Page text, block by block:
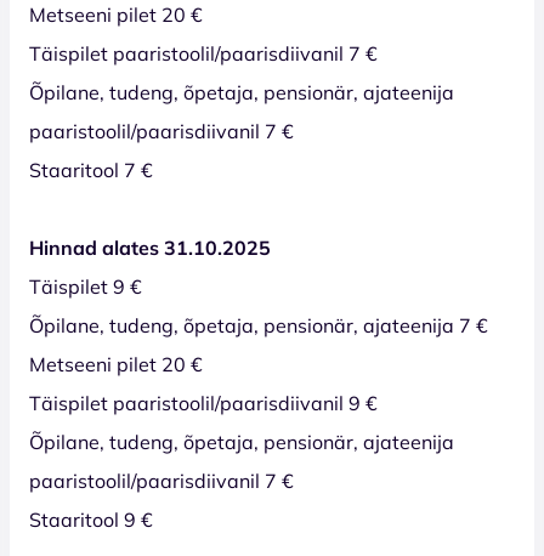
Metseeni pilet 20 €
Täispilet paaristoolil/paarisdiivanil 7 €
Õpilane, tudeng, õpetaja, pensionär, ajateenija
paaristoolil/paarisdiivanil 7 €
Staaritool 7 €
Hinnad alates 31.10.2025
Täispilet 9 €
Õpilane, tudeng, õpetaja, pensionär, ajateenija 7 €
Metseeni pilet 20 €
Täispilet paaristoolil/paarisdiivanil 9 €
Õpilane, tudeng, õpetaja, pensionär, ajateenija
paaristoolil/paarisdiivanil 7 €
Staaritool 9 €